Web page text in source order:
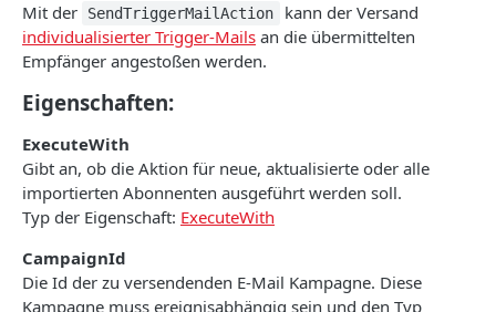
GetBouncesOfSubscriber
GetEventsOfSubscriber
GetLastLinkClickOfSubscriber
GetLastOpeningOfSubscriber
GetLastSentCampaignToSubscriber
GetLinkClicksOfSubscriber
GetOpeningsOfSubscriber
Mit der SendTriggerMailAction
kann der Versand
individualisierter Trigger-Mails an die übermittelten
Empfänger angestoßen werden.
Eigenschaften:
ExecuteWith
Gibt an, ob die Aktion für neue, aktualisierte oder alle
importierten Abonnenten ausgeführt werden soll.
Typ der Eigenschaft: ExecuteWith
CampaignId
Die Id der zu versendenden E-Mail Kampagne. Diese
Kampagne muss ereignisabhängig sein und den Typ